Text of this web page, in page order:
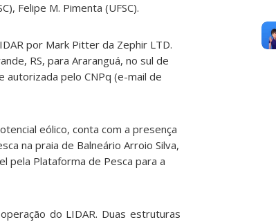
Felipe M. Pimenta (UFSC).
por Mark Pitter da Zephir LTD.
RS, para Araranguá, no sul de
autorizada pelo CNPq (e-mail de
eólico, conta com a presença
na praia de Balneário Arroio Silva,
pela Plataforma de Pesca para a
do LIDAR. Duas estruturas